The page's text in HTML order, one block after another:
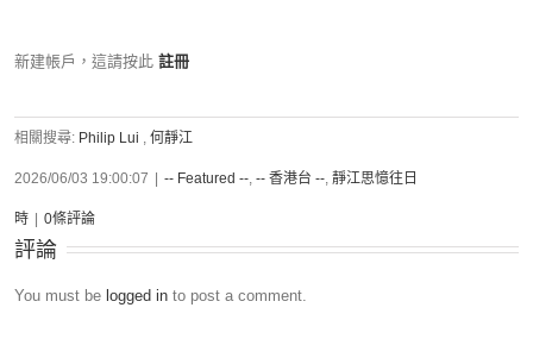
新建帳戶，這請按此 註冊
相關搜尋: Philip Lui , 何靜江
2026/06/03 19:00:07 -- Featured --, -- 香港台 --, 靜江思憶往日
時 0條評論
評論
You must be logged in to post a comment.